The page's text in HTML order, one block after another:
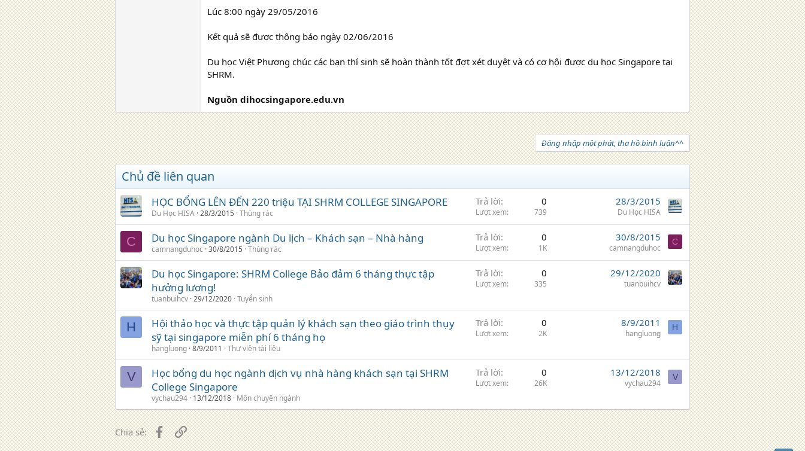
Lúc 8:00 ngày 29/05/2016
Kết quả sẽ được thông báo ngày 02/06/2016
Du học Việt Phương chúc các bạn thí sinh sẽ hoàn thành tốt đợt xét duyệt và có cơ hội được du học Singapore tại
SHRM.
Nguồn dihocsingapore.edu.vn
Đăng nhập một phát, tha hồ bình luận^^
Chủ đề liên quan
HỌC BỔNG LÊN ĐẾN 220 triệu TẠI SHRM COLLEGE SINGAPORE
Du Học HISA 28/3/2015 Thùng rác
Trả lời 0
Lượt xem 739
28/3/2015
Du Học HISA
C Du học Singapore ngành Du lịch – Khách sạn – Nhà hàng
camnangduhoc 30/8/2015 Thùng rác
Trả lời 0
Lượt xem 1K
30/8/2015
camnangduhoc
C
Du học Singapore: SHRM College Bảo đảm 6 tháng thực tập
hưởng lương!
tuanbuihcv 29/12/2020 Tuyển sinh
Trả lời 0
Lượt xem 335
29/12/2020
tuanbuihcv
H
Hội thảo học và thực tập quản lý khách sạn theo giáo trình thụy
sỹ tại singapore miễn phí 6 tháng họ
hangluong 8/9/2011 Thư viện tài liệu
Trả lời 0
Lượt xem 2K
8/9/2011
hangluong
H
V
Học bổng du học ngành dịch vụ nhà hàng khách sạn tại SHRM
College Singapore
vychau294 13/12/2018 Môn chuyên ngành
Trả lời 0
Lượt xem 26K
13/12/2018
vychau294
V
Chia sẻ: Facebook
Liên kết